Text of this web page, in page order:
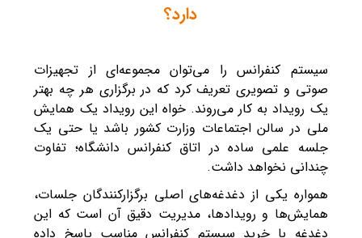
دارد؟
سیستم کنفرانس را می‌توان مجموعه‌ای از تجهیزات
صوتی و تصویری تعریف کرد که در برگزاری هر چه بهتر
یک رویداد به کار می‌روند. خواه این رویداد یک همایش
ملی در سالن اجتماعات وزارت کشور باشد یا حتی یک
جلسه علمی ساده در اتاق کنفرانس دانشگاه؛ تفاوت
چندانی نخواهد داشت.
همواره یکی از دغدغه‌های اصلی برگزارکنندگان جلسات،
همایش‌ها و رویدادها، مدیریت دقیق آن است که این
دغدغه با خرید سیستم کنفرانس مناسب پاسخ داده